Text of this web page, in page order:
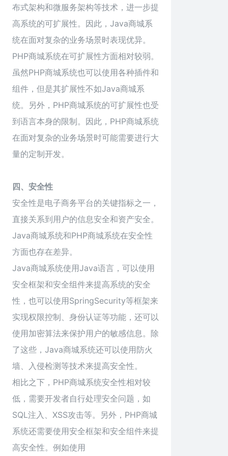
布式架构和微服务架构等技术，进一步提
高系统的可扩展性。因此，Java商城系
统在面对复杂的业务场景时表现优异。
PHP商城系统在可扩展性方面相对较弱。
虽然PHP商城系统也可以使用各种插件和
组件，但是其扩展性不如Java商城系
统。另外，PHP商城系统的可扩展性也受
到语言本身的限制。因此，PHP商城系统
在面对复杂的业务场景时可能需要进行大
量的定制开发。
四、安全性
安全性是电子商务平台的关键指标之一，
直接关系到用户的信息安全和资产安全。
Java商城系统和PHP商城系统在安全性
方面也存在差异。
Java商城系统使用Java语言，可以使用
安全框架和安全组件来提高系统的安全
性，也可以使用SpringSecurity等框架来
实现权限控制、身份认证等功能，还可以
使用加密算法来保护用户的敏感信息。除
了这些，Java商城系统还可以使用防火
墙、入侵检测等技术来提高安全性。
相比之下，PHP商城系统安全性相对较
低，需要开发者自行处理安全问题，如
SQL注入、XSS攻击等。另外，PHP商城
系统还需要使用安全框架和安全组件来提
高安全性。例如使用